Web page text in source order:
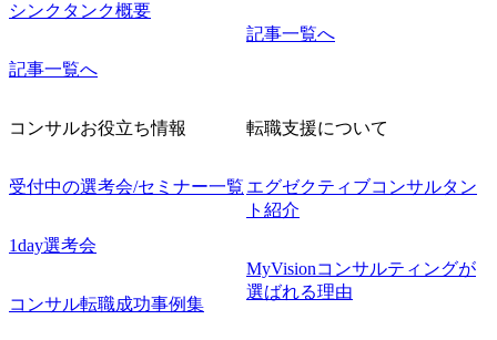
シンクタンク概要
記事一覧へ
記事一覧へ
コンサルお役立ち情報
受付中の選考会/セミナー一覧
1day選考会
コンサル転職成功事例集
転職支援について
エグゼクティブコンサルタン
ト紹介
MyVisionコンサルティングが
選ばれる理由